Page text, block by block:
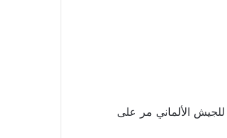
تحديث 26 مروحية نقل تابعة للجيش الألماني مر على